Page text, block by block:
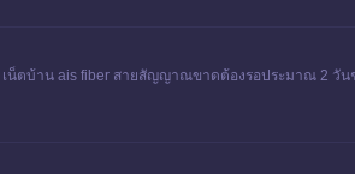
น็ตบ้าน ais fiber สายสัญญาณขาดต้องรอประมาณ 2 วัน